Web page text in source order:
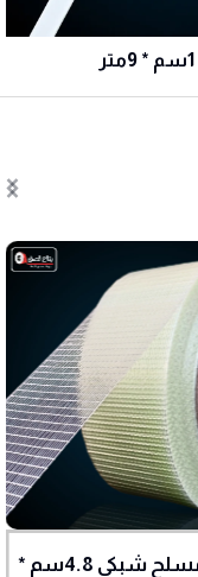
سلوتيب مسلح شبكى 4.8سم *